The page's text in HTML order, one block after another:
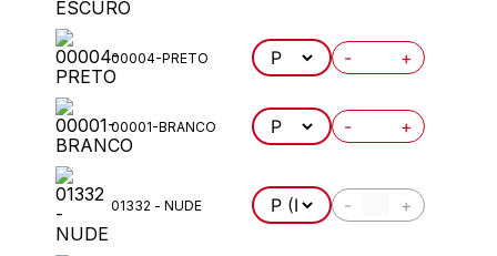
00004-PRETO - +
00001-BRANCO - +
01332 - NUDE - +